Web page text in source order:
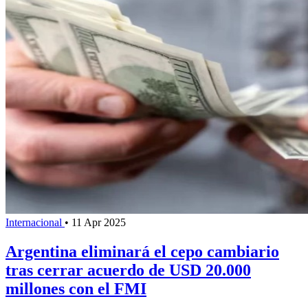
Internacional • 11 Apr 2025
Argentina eliminará el cepo cambiario
tras cerrar acuerdo de USD 20.000
millones con el FMI